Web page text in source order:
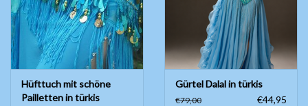
Hüfttuch mit schöne
Pailletten in türkis
Gürtel Dalal in türkis
€79,00 €44,95